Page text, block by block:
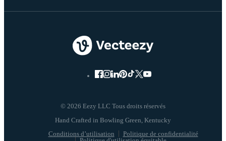
© 2026 Eezy LLC Tous droits réservés
Conditions d’utilisation
Politique de confidentialité